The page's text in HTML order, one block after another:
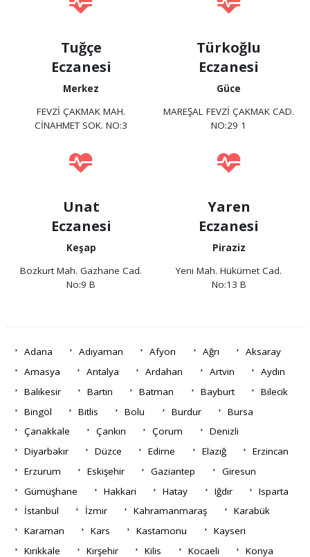
Tuğçe
Eczanesi
Merkez
FEVZİ ÇAKMAK MAH.
CİNAHMET SOK. NO:3
Türkoğlu
Eczanesi
Güce
MAREŞAL FEVZİ ÇAKMAK CAD.
NO:29 1
Unat
Eczanesi
Keşap
Bozkurt Mah. Gazhane Cad.
No:9 B
Yaren
Eczanesi
Piraziz
Yeni Mah. Hükümet Cad.
No:13 B
Adana Adıyaman Afyon Ağrı
Aksaray
Amasya
Antalya Ardahan Artvin
Aydın
Balıkesir
Bartın Batman Bayburt
Bilecik
Bingöl
Bitlis Bolu Burdur
Bursa
Çanakkale
Çankırı Çorum
Denizli
Diyarbakır
Düzce Edirne Elazığ
Erzincan
Erzurum
Eskişehir Gaziantep
Giresun
Gümüşhane
Hakkari Hatay Iğdır
Isparta
İstanbul
İzmir Kahramanmaraş
Karabük
Karaman
Kars Kastamonu
Kayseri
Kırıkkale
Kırşehir Kilis Kocaeli Konya